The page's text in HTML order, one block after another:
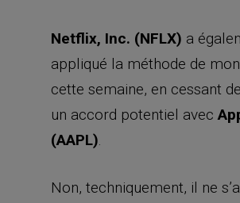
Netflix, Inc. (NFLX) a
appliqué la méthode de
cette semaine, en cessant
un accord potentiel avec
(AAPL)
Non, techniquement, il ne